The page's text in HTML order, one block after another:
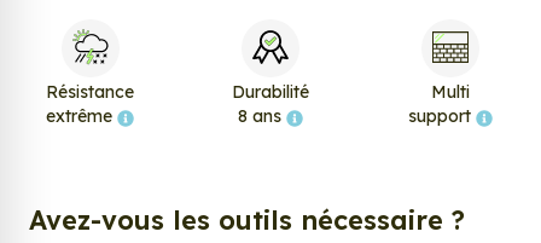
Résistance
extrême
Durabilité
8 ans
Multi
support
Avez-vous les outils nécessaire ?